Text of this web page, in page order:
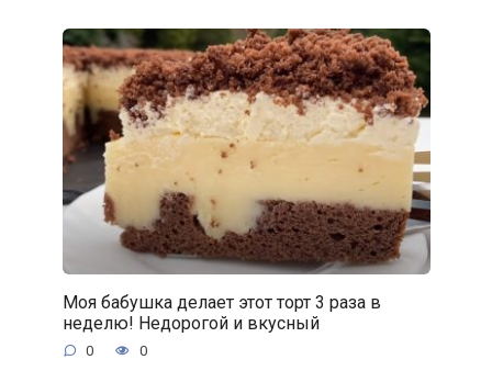
Моя бабушка делает этот торт 3 раза в
неделю! Недорогой и вкусный
0 0